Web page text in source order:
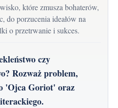
które zmusza bohaterów,
do porzucenia ideałów na
o przetrwanie i sukces.
czy
Rozważ problem,
'Ojca Goriot' oraz